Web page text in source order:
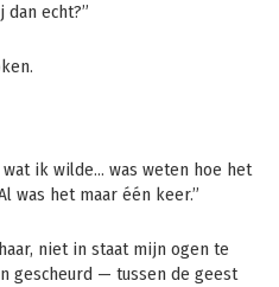
echt?”
wat ik wilde… was weten hoe het
was het maar één keer.”
niet in staat mijn ogen te
gescheurd — tussen de geest